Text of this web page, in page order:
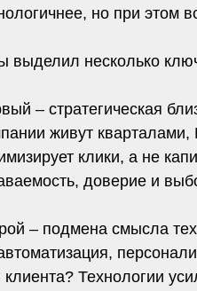
но при этом
выделил несколько
– стратегическая
живут кварталами,
клики, а не
доверие и
– подмена смысла
Технологии